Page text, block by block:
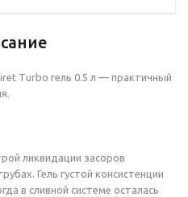
Turbo гель 0.5 л — практичный
ликвидации засоров
Гель густой консистенции
в сливной системе осталась